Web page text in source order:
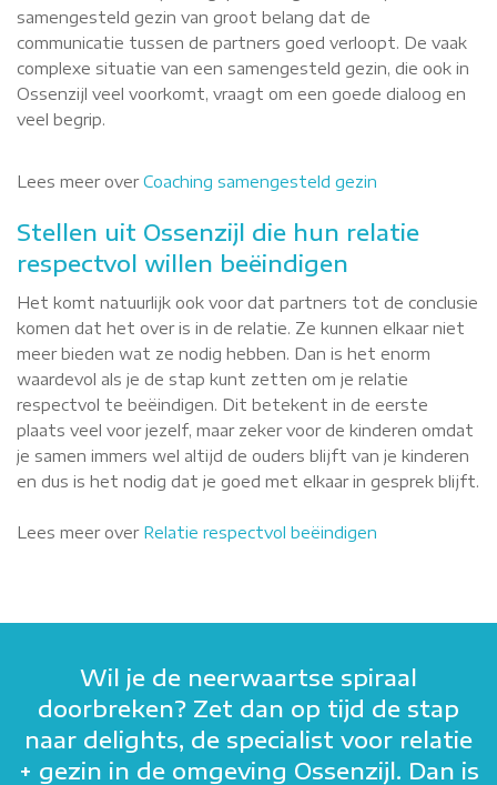
samengesteld gezin van groot belang dat de
communicatie tussen de partners goed verloopt. De vaak
complexe situatie van een samengesteld gezin, die ook in
Ossenzijl veel voorkomt, vraagt om een goede dialoog en
veel begrip.
Lees meer overCoaching samengesteld gezin
Stellen uit Ossenzijl die hun relatie
respectvol willen beëindigen
Het komt natuurlijk ook voor dat partners tot de conclusie
komen dat het over is in de relatie. Ze kunnen elkaar niet
meer bieden wat ze nodig hebben. Dan is het enorm
waardevol als je de stap kunt zetten om je relatie
respectvol te beëindigen. Dit betekent in de eerste
plaats veel voor jezelf, maar zeker voor de kinderen omdat
je samen immers wel altijd de ouders blijft van je kinderen
en dus is het nodig dat je goed met elkaar in gesprek blijft.
Lees meer over Relatie respectvol beëindigen
Wil je de neerwaartse spiraal
doorbreken? Zet dan op tijd de stap
naar delights, de specialist voor relatie
+ gezin in de omgeving Ossenzijl. Dan is